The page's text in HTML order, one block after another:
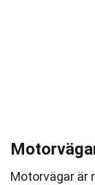
Motorvägar är